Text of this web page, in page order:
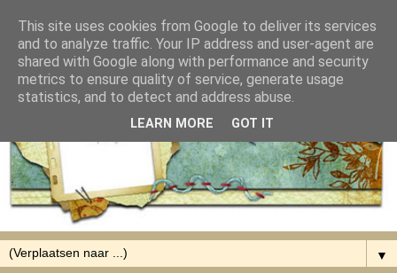
▼
This site uses cookies from Google to deliver its services
and to analyze traffic. Your IP address and user-agent are
shared with Google along with performance and security
metrics to ensure quality of service, generate usage
statistics, and to detect and address abuse.
LEARN MORE GOT IT